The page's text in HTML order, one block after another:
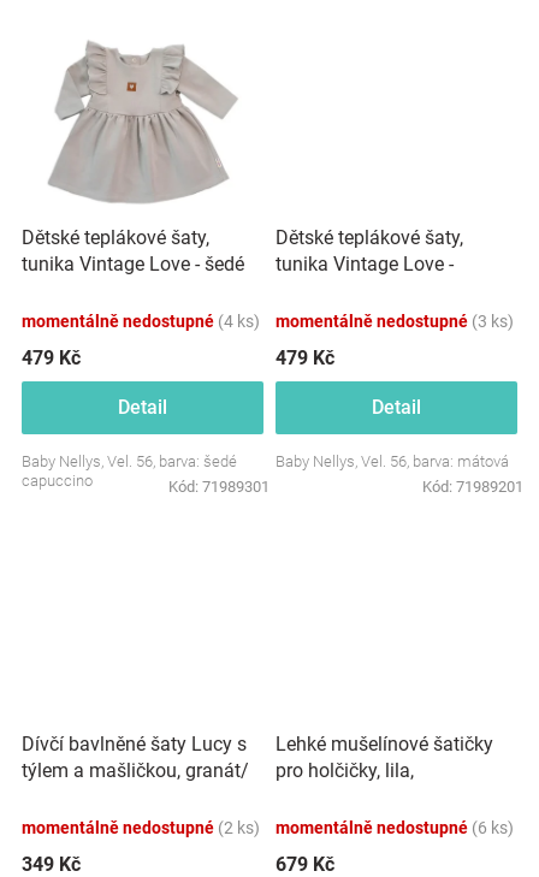
Hračkářství
Přihlášení
Dětské teplákové šaty,
tunika Vintage Love - šedé
momentálně nedostupné (4 ks)
479 Kč
Detail
Baby Nellys, Vel. 56, barva: šedé
capuccino
Kód: 71989301
Dětské teplákové šaty,
tunika Vintage Love -
momentálně nedostupné (3 ks)
479 Kč
Detail
Baby Nellys, Vel. 56, barva: mátová
Kód: 71989201
Dívčí bavlněné šaty Lucy s
týlem a mašličkou, granát/
momentálně nedostupné (2 ks)
349 Kč
Lehké mušelínové šatičky
pro holčičky, lila,
momentálně nedostupné (6 ks)
679 Kč